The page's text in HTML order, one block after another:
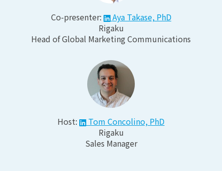
Co-presenter:
Aya Takase, PhD
Rigaku
Head of Global Marketing Communications
Host:
Tom Concolino, PhD
Rigaku
Sales Manager